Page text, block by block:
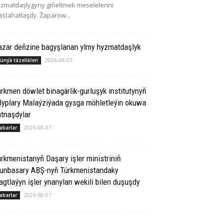
giňeltmek meselelerini
Žaparow...
deňzine bagyşlanan ylmy hyzmatdaşlyk
täzelikleri 2026-08-07
döwlet binagärlik-gurluşyk institutynyň
Malaýziýada gysga möhletleýin okuwa
2026-08-07
Daşary işler ministriniň
ABŞ-nyň Türkmenistandaky
işler ynanylan wekili bilen duşuşdy
2026-08-07